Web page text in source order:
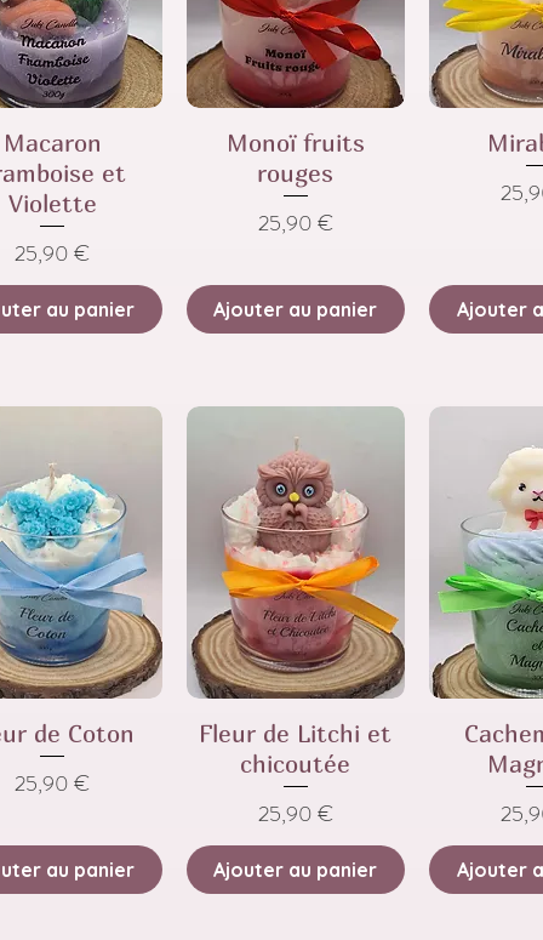
Macaron
et
Violette
Prix
25,90 €
au panier
Monoï fruits
rouges
Prix
25,90 €
Ajouter au panier
Prix
Ajouter
de Coton
Prix
25,90 €
au panier
Fleur de Litchi et
chicoutée
Prix
25,90 €
Ajouter au panier
Prix
Ajouter